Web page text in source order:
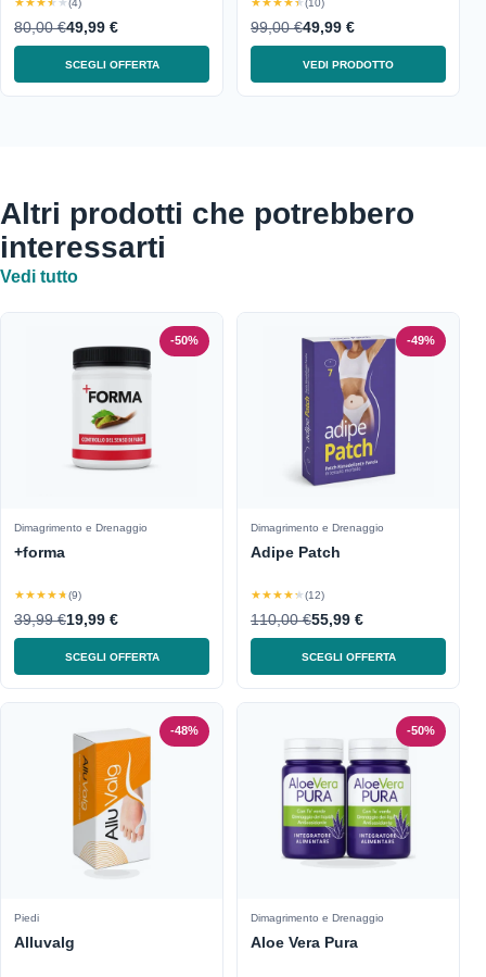
(4)
80,00 €49,99 €
SCEGLI OFFERTA
(10)
99,00 €49,99 €
VEDI PRODOTTO
Altri prodotti che potrebbero
interessarti
Vedi tutto
-50%
Dimagrimento e Drenaggio
+forma
★★★★★(9)
39,99 €19,99 €
SCEGLI OFFERTA
-49%
Dimagrimento e Drenaggio
Adipe Patch
★★★★★(12)
110,00 €55,99 €
SCEGLI OFFERTA
-48%
Piedi
Alluvalg
-50%
Dimagrimento e Drenaggio
Aloe Vera Pura